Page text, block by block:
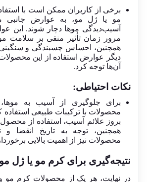
برخی از کاربران ممکن است با
مو یا ژل مو، به عوارض جانبی
آسیب‌دیدگی موها دچار شوند. این
مرور زمان تأثیر منفی بر سلامت
همچنین، احساس چسبندگی و
دیگر عوارض استفاده از این محصولات
آن‌ها توجه کرد.
نکات احتیاطی:
برای جلوگیری از آسیب به
محصولات با ترکیبات طبیعی
بروز علائم آسیب، استفاده از
همچنین، توجه به تاریخ انقضا و
محصولات نیز از اهمیت بالایی
نتیجه‌گیری برای کرم مو یا ژل مو
در نهایت، هر یک از محصولات کرم مو